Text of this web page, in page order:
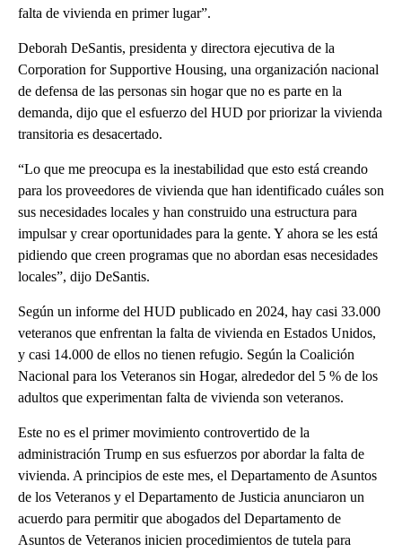
falta de vivienda en primer lugar”.
Deborah DeSantis, presidenta y directora ejecutiva de la
Corporation for Supportive Housing, una organización nacional
de defensa de las personas sin hogar que no es parte en la
demanda, dijo que el esfuerzo del HUD por priorizar la vivienda
transitoria es desacertado.
“Lo que me preocupa es la inestabilidad que esto está creando
para los proveedores de vivienda que han identificado cuáles son
sus necesidades locales y han construido una estructura para
impulsar y crear oportunidades para la gente. Y ahora se les está
pidiendo que creen programas que no abordan esas necesidades
locales”, dijo DeSantis.
Según un informe del HUD publicado en 2024, hay casi 33.000
veteranos que enfrentan la falta de vivienda en Estados Unidos,
y casi 14.000 de ellos no tienen refugio. Según la Coalición
Nacional para los Veteranos sin Hogar, alrededor del 5 % de los
adultos que experimentan falta de vivienda son veteranos.
Este no es el primer movimiento controvertido de la
administración Trump en sus esfuerzos por abordar la falta de
vivienda. A principios de este mes, el Departamento de Asuntos
de los Veteranos y el Departamento de Justicia anunciaron un
acuerdo para permitir que abogados del Departamento de
Asuntos de Veteranos inicien procedimientos de tutela para